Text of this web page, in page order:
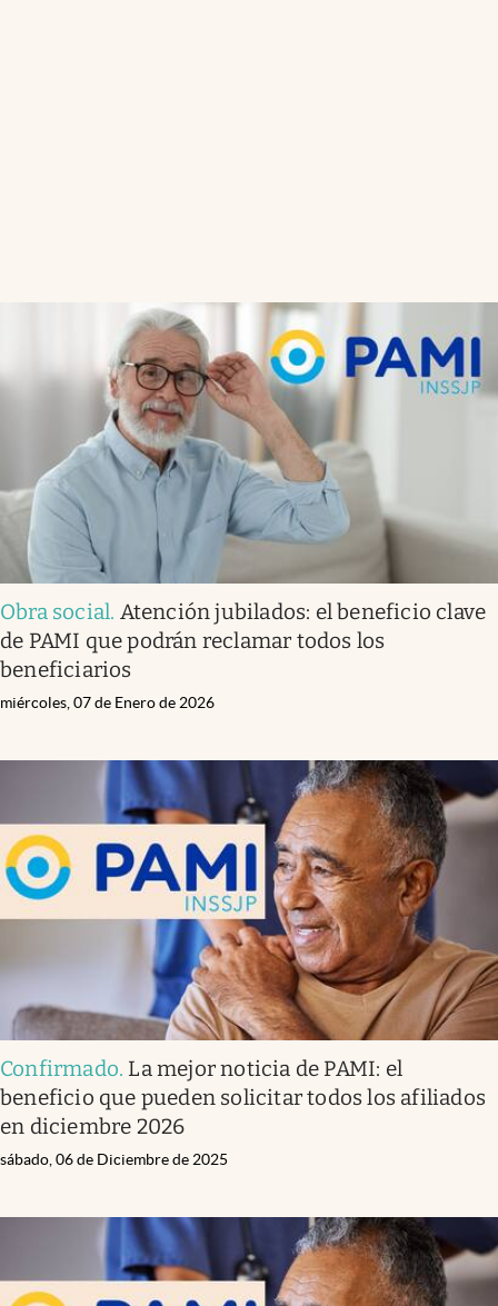
Obra social. Atención jubilados: el beneficio clave
de PAMI que podrán reclamar todos los
beneficiarios
miércoles, 07 de Enero de 2026
Confirmado. La mejor noticia de PAMI: el
beneficio que pueden solicitar todos los afiliados
en diciembre 2026
sábado, 06 de Diciembre de 2025